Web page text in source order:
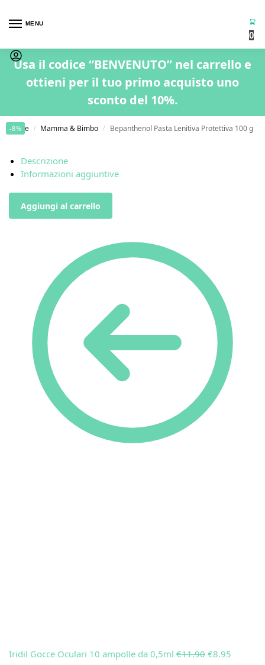
MENU
0
Usa il codice “BENVENUTO” nel carrello e
ottieni per il tuo primo acquisto uno
sconto del 10%.
Home / Mamma & Bimbo / Bepanthenol Pasta Lenitiva Protettiva 100 g
Descrizione
Informazioni aggiuntive
Aggiungi al carrello
Iridil Gocce Oculari 10 ampolle da 0,5ml €11.90 €8.95
-8%